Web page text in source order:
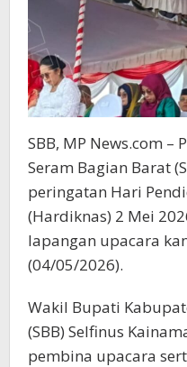
SBB, MP News.com
Seram Bagian Barat
peringatan Hari
(Hardiknas) 2 Mei
lapangan upacara
(04/05/2026).
Wakil Bupati
(SBB) Selfinus
pembina upacara